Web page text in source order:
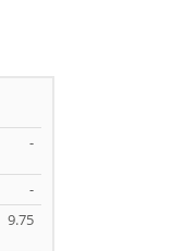
-
-
9.75